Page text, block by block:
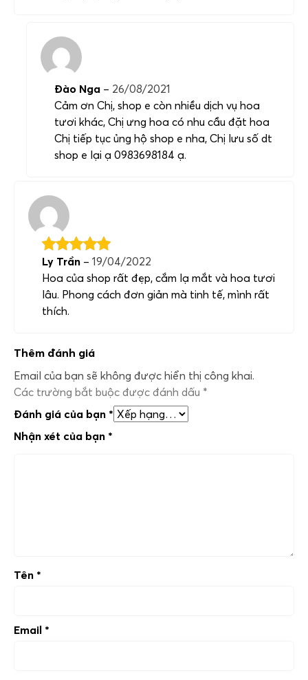
Đào Nga – 26/08/2021
Cảm ơn Chị, shop e còn nhiều dịch vụ hoa
tươi khác, Chị ưng hoa có nhu cầu đặt hoa
Chị tiếp tục ủng hộ shop e nha, Chị lưu số dt
shop e lại ạ 0983698184 ạ.
Ly Trần – 19/04/2022
Hoa của shop rất đẹp, cắm lạ mắt và hoa tươi
lâu. Phong cách đơn giản mà tinh tế, mình rất
thích.
Thêm đánh giá
Email của bạn sẽ không được hiển thị công khai.
Các trường bắt buộc được đánh dấu *
Đánh giá của bạn *
Nhận xét của bạn *
Tên *
Email *